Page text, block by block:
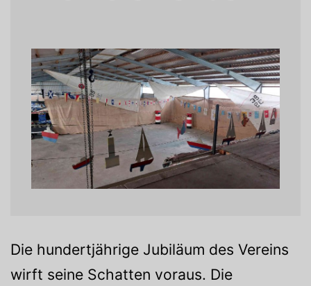
Die hundertjährige Jubiläum des Vereins
wirft seine Schatten voraus. Die